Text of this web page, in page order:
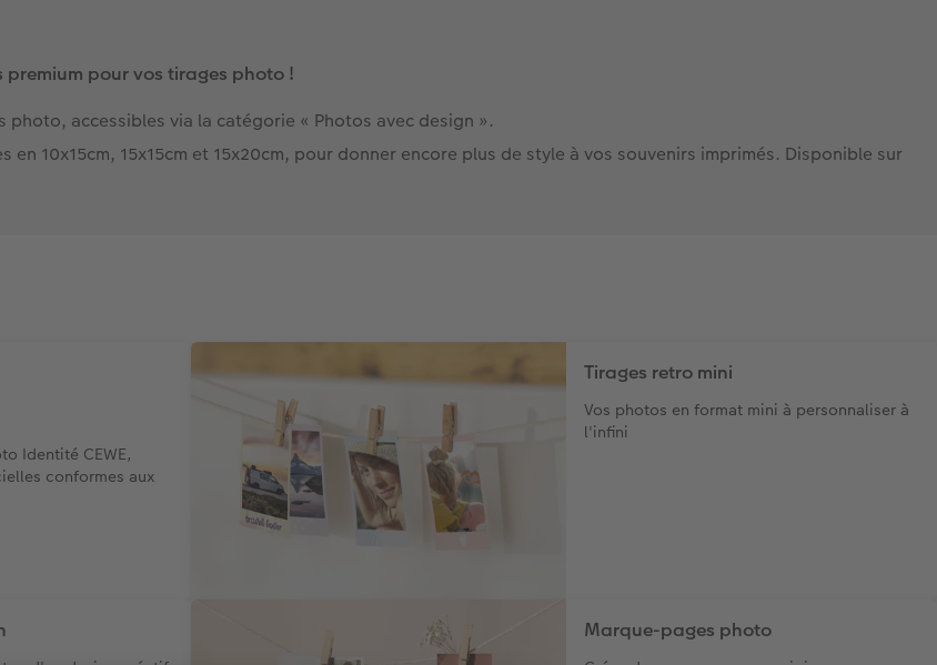
premium pour vos tirages photo !
accessibles via la catégorie « Photos avec design ».
10x15cm, 15x15cm et 15x20cm, pour donner encore plus de style à vos souvenirs imprimés. Disponible sur
Identité CEWE,
conformes aux
Tirages retro mini
Vos photos en format mini à personnaliser à
l'infini
Marque-pages photo